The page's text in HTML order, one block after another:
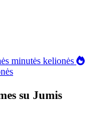
minutės kelionės
su Jumis